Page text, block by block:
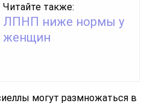
Читайте также:
ЛПНП ниже нормы у
женщин
могут размножаться в